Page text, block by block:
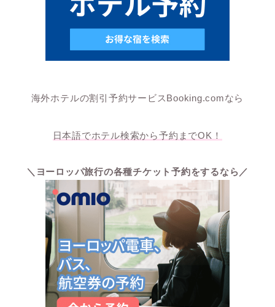
海外ホテルの割引予約サービスBooking.comなら
日本語でホテル検索から予約までOK！
＼ヨーロッパ旅行の各種チケット予約をするなら／